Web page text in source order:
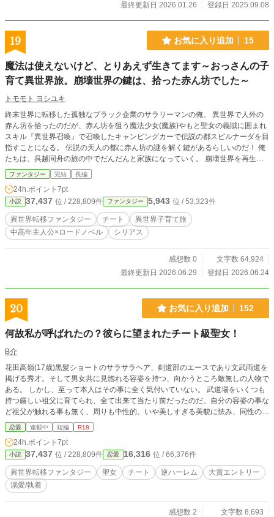
最終更新日 2026.01.26
登録日 2025.09.08
19 お気に入り追加 15
魔法は使えないけど、とりあえず生きてます～おっさんの子
育て異世界旅。崩壊世界の鍵は、拾った赤ん坊でした～
トモモト ヨシユキ
終末世界に転移した孤独なブラック企業のサラリーマンの俺。 異世界で人外の
赤ん坊を拾ったのだが、赤ん坊を狙う魔法少女(魔族)やもと聖女の義賊に囲まれ
スキル『異世界召喚』で召喚したキャンピングカーで伝説の都スピルナーダを目
指すことになる。 伝説の天人の都に赤ん坊の謎を解く鍵があるらしいのだ！ 俺
たちは、呉越同舟の旅の中でだんだんと家族になっていく。 崩壊世界を再生さ
せるために『神の子』を世界の玉座へと届ける旅の終わりには、切ない真実が待
っていて… エブリスタにも掲載しています。
ファンタジー 完結 長編
24h.ポイント 7pt
小説 37,437 位 / 228,809件 ファンタジー 5,943 位 / 53,323件
異世界転移ファンタジー チート
異世界子育て旅
中高年主人公×ロードノベル
シリアス
感想数 0
文字数 64,924
最終更新日 2026.06.29
登録日 2026.06.24
20 お気に入り追加 152
何故私が呼ばれたの？彼らに望まれたチート級聖女！
B介
花田高嶺(17歳)黒髪ショートのサラサラヘア、剣道部のエースであり文武両道を
掲げる秀才。そして男女共に見惚れる容姿を持つ、向かうところ敵無しの人物で
ある。 しかし、至って本人はその事に全く気付いていない。 武道場をいくつも
持つ厳しい祖父に育てられ、全て出来て当たり前だったのだ。自分の容姿の事な
ど祖父が触れる事も無く、周りも中性的、いや美しすぎる美貌に怯み、同性のフ
ァンクラブが彼女を男共から守っていた為、男っぽいのかな？と自分を思う程度
だった。 そして、そんな祖父も亡くなり、道場も従兄弟達が引き継ぎが決ま
り、これからどうするかと、風呂から上がった瞬間、まさかの異世界転移！！
タオルに包まれた裸体のまま、召喚された… え？聖女？ せっかくなら騎士
に……
恋愛 連載中 短編 R18
24h.ポイント 7pt
小説 37,437 位 / 228,809件 恋愛 16,316 位 / 66,376件
異世界転移ファンタジー 聖女 チート 逆ハーレム
大賞エントリー
溺愛/執着
感想数 2
文字数 8,693